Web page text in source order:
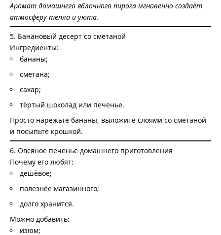
Аромат домашнего яблочного пирога мгновенно создаёт
атмосферу тепла и уюта.
5. Банановый десерт со сметаной
Ингредиенты:
бананы;
сметана;
сахар;
тёртый шоколад или печенье.
Просто нарежьте бананы, выложите слоями со сметаной
и посыпьте крошкой.
6. Овсяное печенье домашнего приготовления
Почему его любят:
дешёвое;
полезнее магазинного;
долго хранится.
Можно добавить:
изюм;